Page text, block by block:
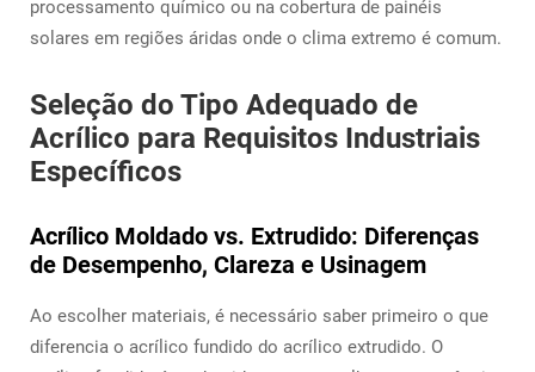
processamento químico ou na cobertura de painéis
solares em regiões áridas onde o clima extremo é comum.
Seleção do Tipo Adequado de
Acrílico para Requisitos Industriais
Específicos
Acrílico Moldado vs. Extrudido: Diferenças
de Desempenho, Clareza e Usinagem
Ao escolher materiais, é necessário saber primeiro o que
diferencia o acrílico fundido do acrílico extrudido. O